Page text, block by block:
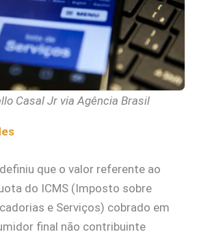
Casal Jr via Agência Brasil
que o valor referente ao
do ICMS (Imposto sobre
e Serviços) cobrado em
final não contribuinte